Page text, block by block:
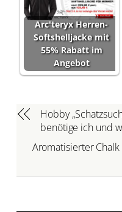
Arc'teryx Herren-
Softshelljacke mit
55% Rabatt im
Angebot
Hobby
benötige ich und
Aromatisierter